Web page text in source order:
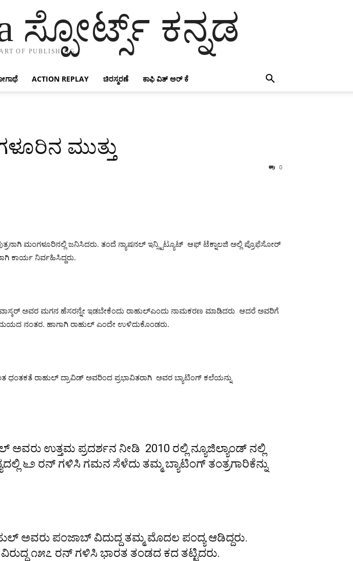
ಸ್ಪೋರ್ಟ್ಸ್ ಕನ್ನಡ
OF PUBLISHING
ACTION REPLAY ಚಿರಸ್ಮರಣೆ ಕಾಫಿ ವಿತ್ ಅರ್ ಕೆ
ಮುತ್ತು
0
ಮಂಗಳೂರಿನಲ್ಲಿ ಜನಿಸಿದರು. ತಂದೆ ನ್ಯಾಷನಲ್ ಇನ್ಸ್ಟಿಟ್ಯೂಟ್ ಆಫ್ ಟೆಕ್ನಾಲಜಿ ಅಲ್ಲಿ ಪ್ರೊಫೆಸೋರ್
ಕಾರ್ಯ ನಿರ್ವಹಿಸಿದ್ದರು.
ಅವರ ಮಗನ ಹೆಸರನ್ನೇ ಇಡಬೇಕೆಂದು ರಾಹುಲ್ಎಂದು ನಾಮಕರಣ ಮಾಡಿದರು ಆದರೆ ಅವರಿಗೆ
ನಂತರ. ಹಾಗಾಗಿ ರಾಹುಲ್ ಎಂದೇ ಉಳಿದುಕೊಂಡರು.
ಧಂತಕತೆ ರಾಹುಲ್ ದ್ರಾವಿಡ್ ಅವರಿಂದ ಪ್ರಭಾವಿತರಾಗಿ ಅವರ ಬ್ಯಾಟಿಂಗ್ ಕಲೆಯನ್ನು
ಉತ್ತಮ ಪ್ರದರ್ಶನ ನೀಡಿ 2010 ರಲ್ಲಿ ನ್ಯೂಜಿಲ್ಯಾಂಡ್ ನಲ್ಲಿ
೬೨ ರನ್ ಗಳಿಸಿ ಗಮನ ಸೆಳೆದು ತಮ್ಮ ಬ್ಯಾಟಿಂಗ್ ತಂತ್ರಗಾರಿಕೆನ್ನು
ಅವರು ಪಂಜಾಬ್ ವಿದುದ್ದ ತಮ್ಮ ಮೊದಲ ಪಂದ್ಯ ಆಡಿದ್ದರು.
೧೫೭ ರನ್ ಗಳಿಸಿ ಭಾರತ ತಂಡದ ಕದ ತಟ್ಟಿದರು.